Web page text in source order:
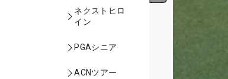
ネクストヒロ
イン
PGAシニア
ACNツアー